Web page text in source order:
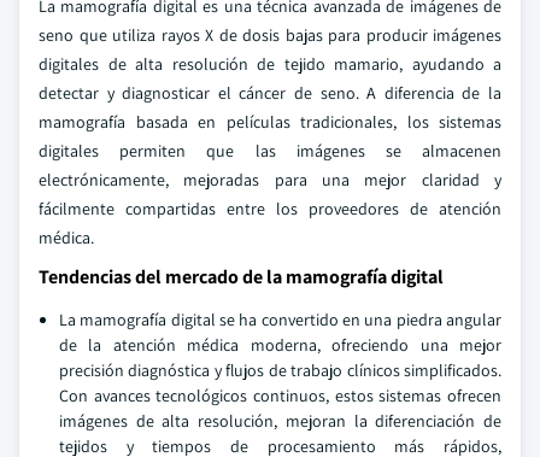
La mamografía digital es una técnica avanzada de imágenes de
seno que utiliza rayos X de dosis bajas para producir imágenes
digitales de alta resolución de tejido mamario, ayudando a
detectar y diagnosticar el cáncer de seno. A diferencia de la
mamografía basada en películas tradicionales, los sistemas
digitales permiten que las imágenes se almacenen
electrónicamente, mejoradas para una mejor claridad y
fácilmente compartidas entre los proveedores de atención
médica.
Tendencias del mercado de la mamografía digital
La mamografía digital se ha convertido en una piedra angular
de la atención médica moderna, ofreciendo una mejor
precisión diagnóstica y flujos de trabajo clínicos simplificados.
Con avances tecnológicos continuos, estos sistemas ofrecen
imágenes de alta resolución, mejoran la diferenciación de
tejidos y tiempos de procesamiento más rápidos,